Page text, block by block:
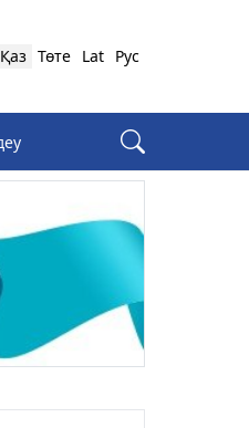
Қаз Төте Lat Рус